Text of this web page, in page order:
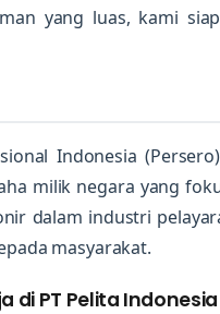
yang luas, kami
Indonesia
milik negara yang
dalam industri
masyarakat.
di PT Pelita